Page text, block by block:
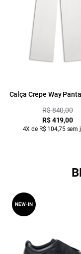
Calça Crepe Way
R$ 840,00
R$ 419,00
4X de R$ 104,75 sem
NEW-IN